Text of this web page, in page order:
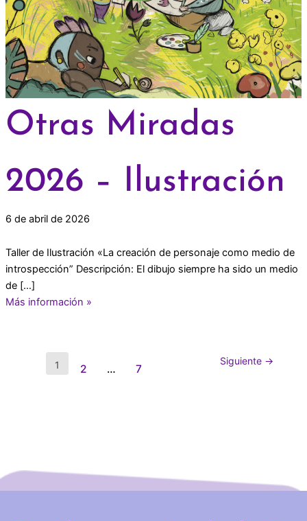
Otras Miradas
2026 – Ilustración
6 de abril de 2026
Taller de Ilustración «La creación de personaje como medio de
introspección” Descripción: El dibujo siempre ha sido un medio
de […]
Más información »
1 2 … 7
Siguiente →